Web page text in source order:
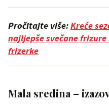
Pročitajte više:Kreće
najljepše svečane
frizerke
Mala sredina –